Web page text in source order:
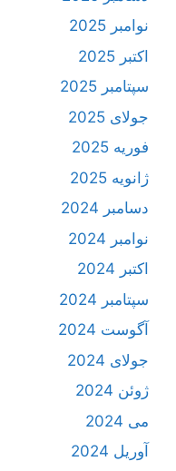
نوامبر 2025
اکتبر 2025
سپتامبر 2025
جولای 2025
فوریه 2025
ژانویه 2025
دسامبر 2024
نوامبر 2024
اکتبر 2024
سپتامبر 2024
آگوست 2024
جولای 2024
ژوئن 2024
می 2024
آوریل 2024